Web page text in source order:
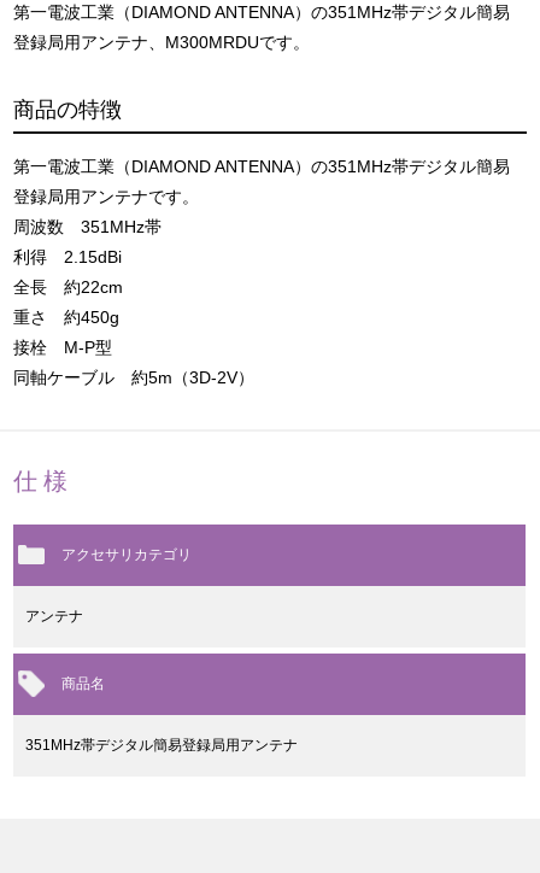
第一電波工業（DIAMOND ANTENNA）の351MHz帯デジタル簡易
登録局用アンテナ、M300MRDUです。
商品の特徴
第一電波工業（DIAMOND ANTENNA）の351MHz帯デジタル簡易
登録局用アンテナです。
周波数 351MHz帯
利得 2.15dBi
全長 約22cm
重さ 約450g
接栓 M-P型
同軸ケーブル 約5m（3D-2V）
仕様
アクセサリカテゴリ
アンテナ
商品名
351MHz帯デジタル簡易登録局用アンテナ